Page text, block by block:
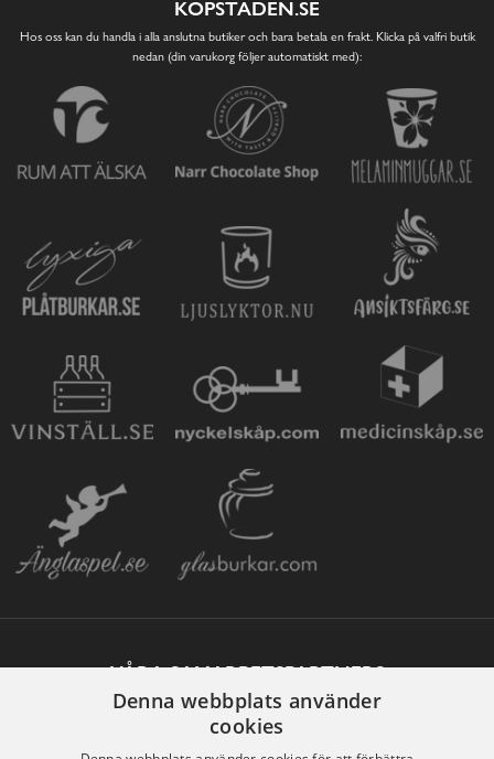
KÖPSTADEN.SE
Hos oss kan du handla i alla anslutna butiker och bara betala en frakt. Klicka på valfri butik
nedan (din varukorg följer automatiskt med):
VÅRA SAMARBETSPARTNERS
Denna webbplats använder
cookies